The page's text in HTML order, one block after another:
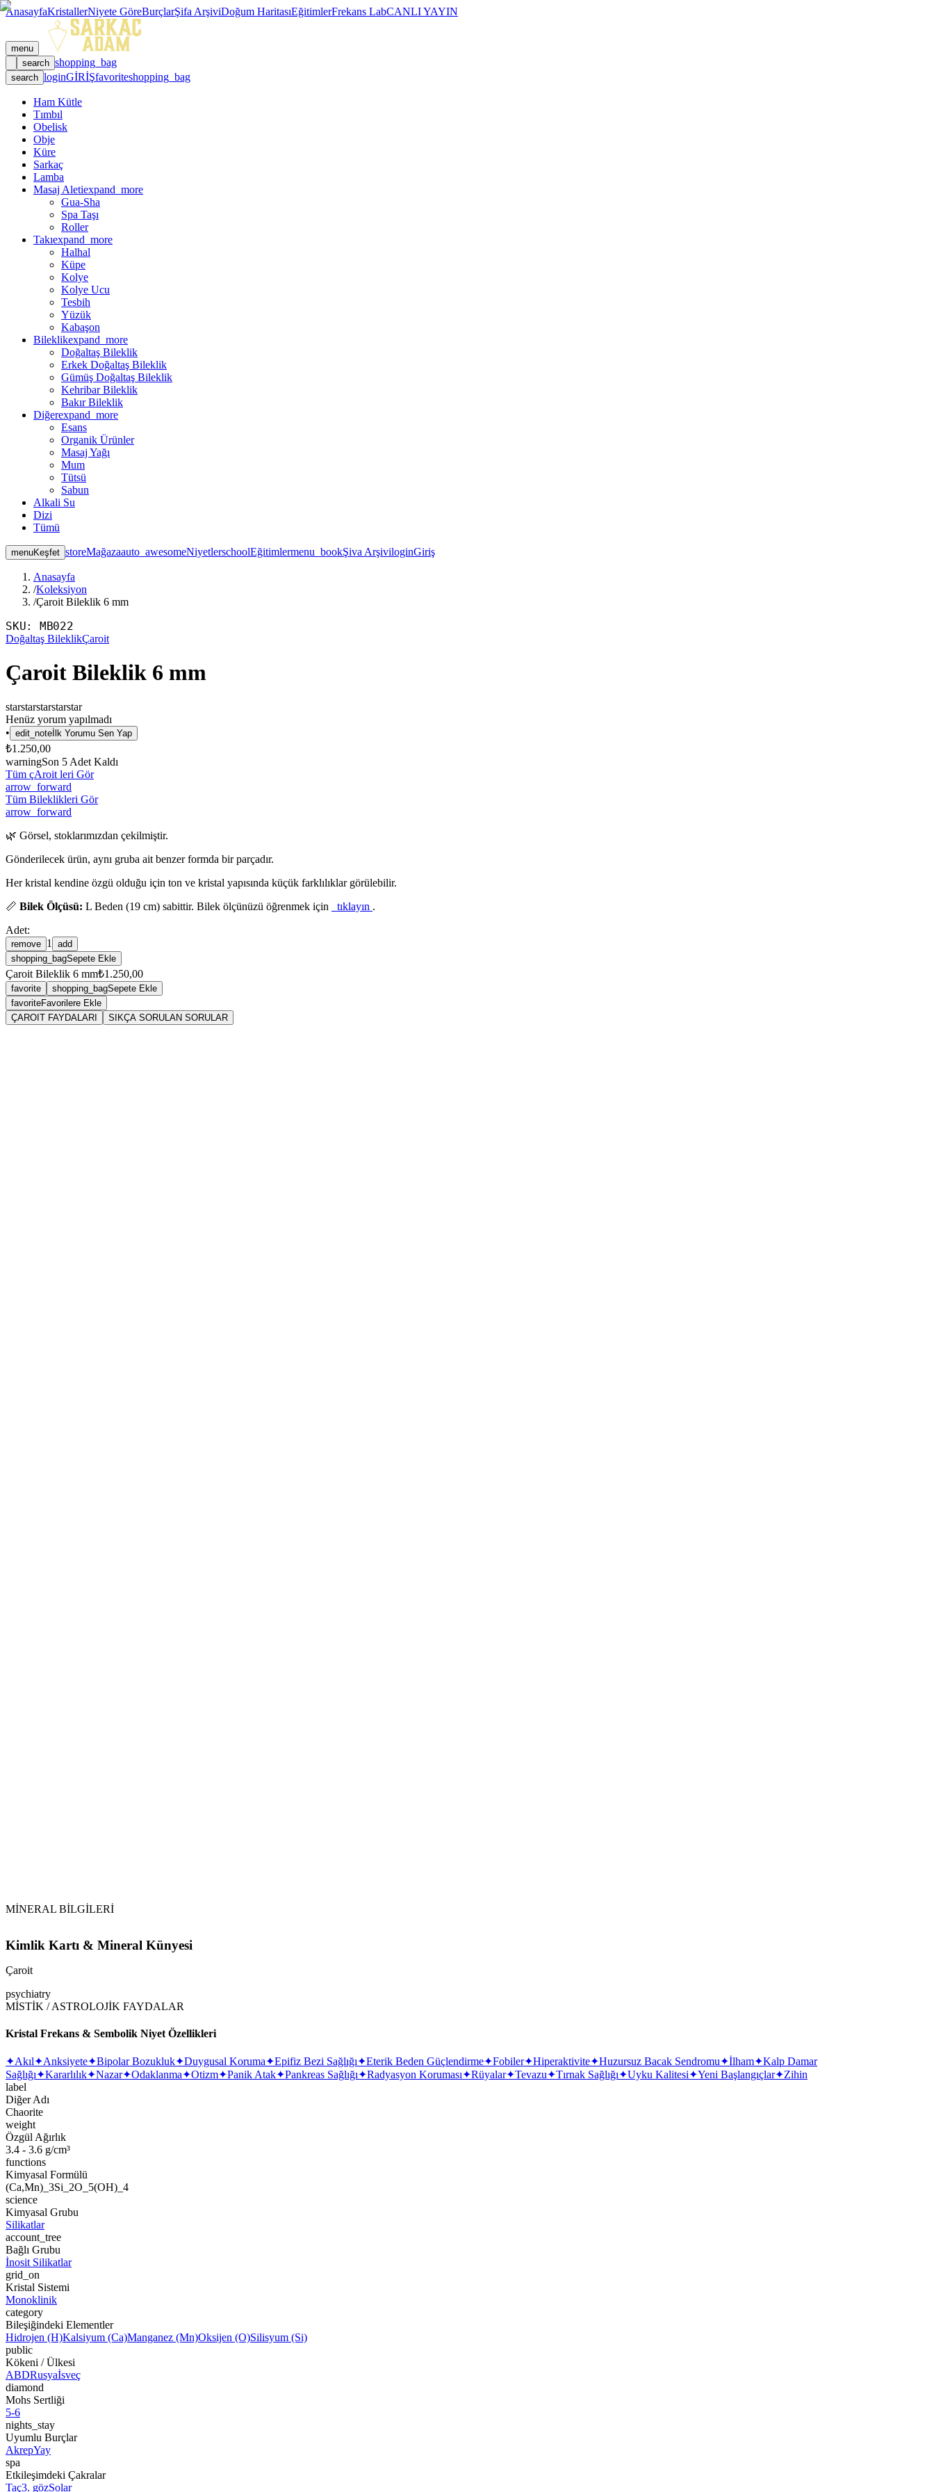
AnasayfaKristallerNiyete GöreBurçlarŞifa ArşiviDoğum HaritasıEğitimlerFrekans LabCANLI YAYIN
menu
search shopping_bag
search loginGİRİŞfavoriteshopping_bag
Ham Kütle
Tımbıl
Obelisk
Obje
Küre
Sarkaç
Lamba
Masaj Aletiexpand_more
Gua-Sha
Spa Taşı
Roller
Takıexpand_more
Halhal
Küpe
Kolye
Kolye Ucu
Tesbih
Yüzük
Kabaşon
Bileklikexpand_more
Doğaltaş Bileklik
Erkek Doğaltaş Bileklik
Gümüş Doğaltaş Bileklik
Kehribar Bileklik
Bakır Bileklik
Diğerexpand_more
Esans
Organik Ürünler
Masaj Yağı
Mum
Tütsü
Sabun
Alkali Su
Dizi
Tümü
menuKeşfet storeMağazaauto_awesomeNiyetlerschoolEğitimlermenu_bookŞiva ArşiviloginGiriş
Anasayfa
/Koleksiyon
/Çaroit Bileklik 6 mm
SKU: MB022
Doğaltaş BileklikÇaroit
Çaroit Bileklik 6 mm
starstarstarstarstar
Henüz yorum yapılmadı
• edit_note İlk Yorumu Sen Yap
₺1.250,00
warningSon 5 Adet Kaldı
Tüm çAroit leri Gör
arrow_forward
Tüm Bileklikleri Gör
arrow_forward
🌿 Görsel, stoklarımızdan çekilmiştir.
Gönderilecek ürün, aynı gruba ait benzer formda bir parçadır.
Her kristal kendine özgü olduğu için ton ve kristal yapısında küçük farklılıklar görülebilir.
📏 Bilek Ölçüsü: L Beden (19 cm) sabittir. Bilek ölçünüzü öğrenmek için tıklayın .
Adet:
remove 1
add
shopping_bagSepete Ekle
Çaroit Bileklik 6 mm₺1.250,00
favorite shopping_bagSepete Ekle
favoriteFavorilere Ekle
ÇAROIT FAYDALARI
SIKÇA SORULAN SORULAR
MİNERAL BİLGİLERİ
Kimlik Kartı & Mineral Künyesi
Çaroit
psychiatry
MİSTİK / ASTROLOJİK FAYDALAR
Kristal Frekans & Sembolik Niyet Özellikleri
✦Akıl✦Anksiyete✦Bipolar Bozukluk✦Duygusal Koruma✦Epifiz Bezi Sağlığı✦Eterik Beden Güçlendirme✦Fobiler✦Hiperaktivite✦Huzursuz Bacak Sendromu✦İlham✦Kalp Damar
Sağlığı✦Kararlılık✦Nazar✦Odaklanma✦Otizm✦Panik Atak✦Pankreas Sağlığı✦Radyasyon Koruması✦Rüyalar✦Tevazu✦Tırnak Sağlığı✦Uyku Kalitesi✦Yeni Başlangıçlar✦Zihin
label
Diğer Adı
Chaorite
weight
Özgül Ağırlık
3.4 - 3.6 g/cm³
functions
Kimyasal Formülü
(Ca,Mn)_3Si_2O_5(OH)_4
science
Kimyasal Grubu
Silikatlar
account_tree
Bağlı Grubu
İnosit Silikatlar
grid_on
Kristal Sistemi
Monoklinik
category
Bileşiğindeki Elementler
Hidrojen (H)Kalsiyum (Ca)Manganez (Mn)Oksijen (O)Silisyum (Si)
public
Kökeni / Ülkesi
ABDRusyaİsveç
diamond
Mohs Sertliği
5-6
nights_stay
Uyumlu Burçlar
AkrepYay
spa
Etkileşimdeki Çakralar
Taç3. gözSolar